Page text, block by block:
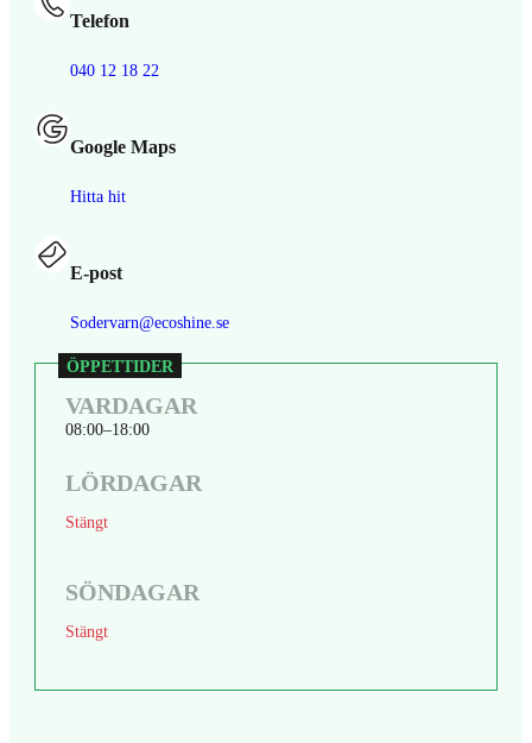
Telefon
040 12 18 22
Google Maps
Hitta hit
E-post
Sodervarn@ecoshine.se
VARDAGAR
08:00 18:00
LÖRDAGAR
Stängt
SÖNDAGAR
Stängt